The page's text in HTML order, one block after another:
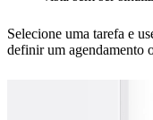
Selecione uma tarefa e
definir um agendamento